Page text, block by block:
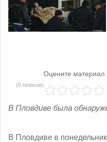
Оцените материал
(0 голосов)
В Пловдиве была
В Пловдиве в